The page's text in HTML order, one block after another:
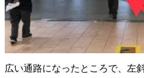
広い通路になったところで、左